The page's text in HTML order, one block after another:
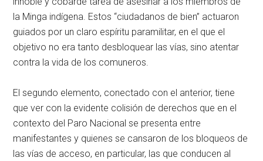
la Minga indígena. Estos “ciudadanos de bien” actuaron
guiados por un claro espíritu paramilitar, en el que el
objetivo no era tanto desbloquear las vías, sino atentar
contra la vida de los comuneros.
El segundo elemento, conectado con el anterior, tiene
que ver con la evidente colisión de derechos que en el
contexto del Paro Nacional se presenta entre
manifestantes y quienes se cansaron de los bloqueos de
las vías de acceso, en particular, las que conducen al